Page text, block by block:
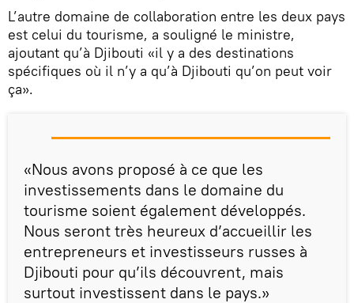
L’autre domaine de collaboration entre les deux pays
est celui du tourisme, a souligné le ministre,
ajoutant qu’à Djibouti «il y a des destinations
spécifiques où il n’y a qu’à Djibouti qu’on peut voir
ça».
«Nous avons proposé à ce que les
investissements dans le domaine du
tourisme soient également développés.
Nous seront très heureux d’accueillir les
entrepreneurs et investisseurs russes à
Djibouti pour qu’ils découvrent, mais
surtout investissent dans le pays.»